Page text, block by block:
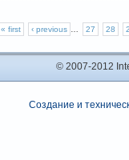
« first ‹ previous 27 28
© 2007-2012
Создание и